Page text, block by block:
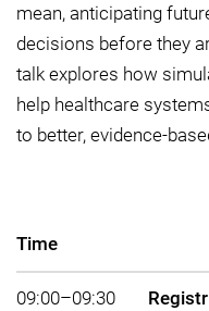
mean, anticipating
decisions before they
talk explores how
help healthcare
to better, evidence-
Time
09:00–09:30